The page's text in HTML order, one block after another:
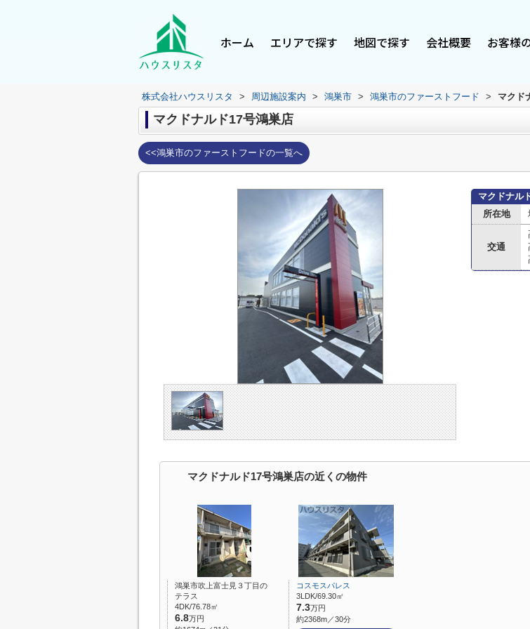
ホーム エリアで探す 地図で探す 会社概要 お客様
株式会社ハウスリスタ > 周辺施設案内 > 鴻巣市 > 鴻巣市のファーストフード > マクド
マクドナルド17号鴻巣店
<<鴻巣市のファーストフードの一覧へ
マクドナル
所在地
交通
マクドナルド17号鴻巣店の近くの物件
鴻巣市吹上富士見３丁目の
テラス
4DK/76.78㎡
6.8万円
コスモスパレス
3LDK/69.30㎡
7.3万円
約2368m／30分